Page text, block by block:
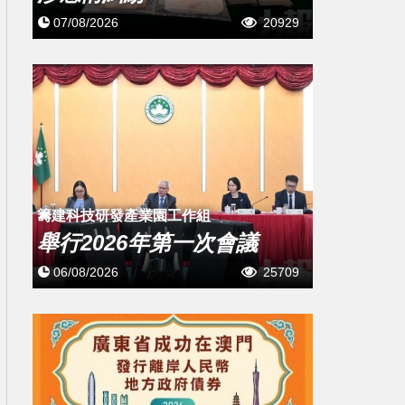
07/08/2026 20929
籌建科技研發產業園工作組
舉行2026年第一次會議
06/08/2026 25709